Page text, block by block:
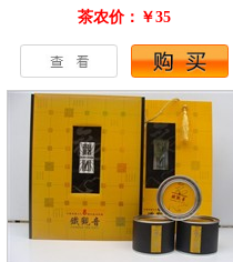
茶农价：￥35